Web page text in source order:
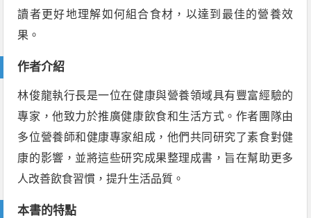
讀者更好地理解如何組合食材，以達到最佳的營養效
果。
作者介紹
林俊龍執行長是一位在健康與營養領域具有豐富經驗的
專家，他致力於推廣健康飲食和生活方式。作者團隊由
多位營養師和健康專家組成，他們共同研究了素食對健
康的影響，並將這些研究成果整理成書，旨在幫助更多
人改善飲食習慣，提升生活品質。
本書的特點